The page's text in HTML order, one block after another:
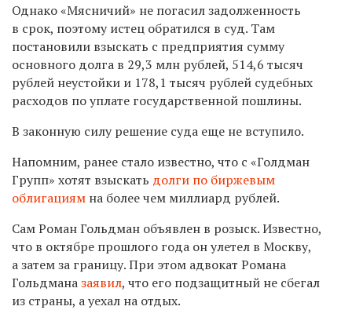
Однако «Мясничий» не погасил задолженность
в срок, поэтому истец обратился в суд. Там
постановили взыскать с предприятия сумму
основного долга в 29,3 млн рублей, 514,6 тысяч
рублей неустойки и 178,1 тысяч рублей судебных
расходов по уплате государственной пошлины.
В законную силу решение суда еще не вступило.
Напомним, ранее стало известно, что с «Голдман
Групп» хотят взыскать долги по биржевым
облигациям на более чем миллиард рублей.
Сам Роман Гольдман объявлен в розыск. Известно,
что в октябре прошлого года он улетел в Москву,
а затем за границу.При этом адвокат Романа
Гольдманазаявил, что его подзащитный не сбегал
из страны, а уехал на отдых.